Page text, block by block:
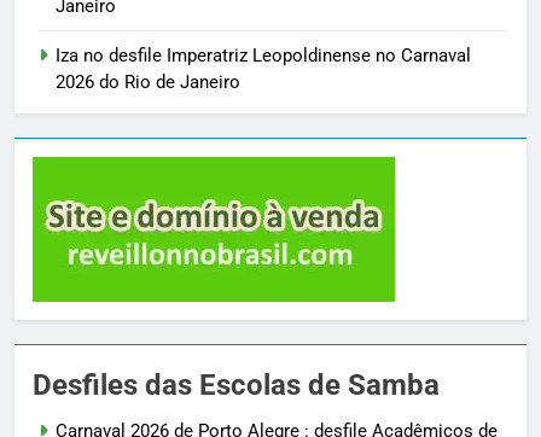
Janeiro
Iza no desfile Imperatriz Leopoldinense no Carnaval
2026 do Rio de Janeiro
Desfiles das Escolas de Samba
Carnaval 2026 de Porto Alegre : desfile Acadêmicos de